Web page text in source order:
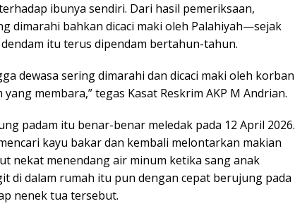
ibunya sendiri. Dari hasil pemeriksaan,
dimarahi bahkan dicaci maki oleh Palahiyah—sejak
itu terus dipendam bertahun-tahun.
dewasa sering dimarahi dan dicaci maki oleh korban
membara,” tegas Kasat Reskrim AKP M Andrian.
padam itu benar-benar meledak pada 12 April 2026.
kayu bakar dan kembali melontarkan makian
nekat menendang air minum ketika sang anak
di dalam rumah itu pun dengan cepat berujung pada
nenek tua tersebut.